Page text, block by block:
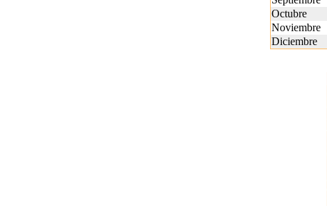
Octubre
Noviembre
Diciembre